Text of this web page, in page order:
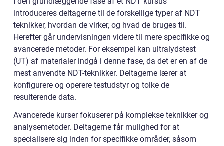
introduceres deltagerne til de forskellige typer af NDT
teknikker, hvordan de virker, og hvad de bruges til.
Herefter går undervisningen videre til mere specifikke og
avancerede metoder. For eksempel kan ultralydstest
(UT) af materialer indgå i denne fase, da det er en af de
mest anvendte NDT-teknikker. Deltagerne lærer at
konfigurere og operere testudstyr og tolke de
resulterende data.
Avancerede kurser fokuserer på komplekse teknikker og
analysemetoder. Deltagerne får mulighed for at
specialisere sig inden for specifikke områder, såsom